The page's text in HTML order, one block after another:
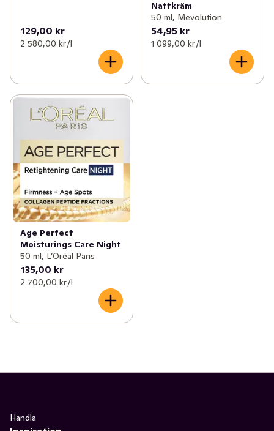
(65)
✓ Åldersgräns 18+ receptfria läkemedel (46)
129,00 kr
2 580,00 kr /l
Nattkräm
50 ml, Mevolution
54,95 kr
1 099,00 kr /l
Age Perfect
Moisturings Care Night
50 ml, L’Oréal Paris
135,00 kr
2 700,00 kr /l
Handla